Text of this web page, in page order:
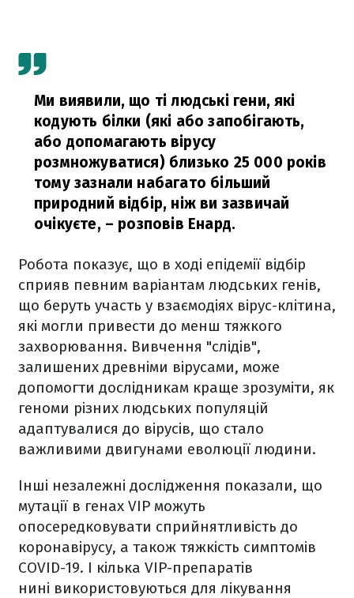
Ми виявили, що ті людські гени, які
кодують білки (які або запобігають,
або допомагають вірусу
розмножуватися) близько 25 000 років
тому зазнали набагато більший
природний відбір, ніж ви зазвичай
очікуєте, – розповів Енард.
Робота показує, що в ході епідемії відбір
сприяв певним варіантам людських генів,
що беруть участь у взаємодіях вірус-клітина,
які могли привести до менш тяжкого
захворювання. Вивчення "слідів",
залишених древніми вірусами, може
допомогти дослідникам краще зрозуміти, як
геноми різних людських популяцій
адаптувалися до вірусів, що стало
важливими двигунами еволюції людини.
Інші незалежні дослідження показали, що
мутації в генах VIP можуть
опосередковувати сприйнятливість до
коронавірусу, а також тяжкість симптомів
COVID-19. І кілька VIP-препаратів
нині використовуються для лікування